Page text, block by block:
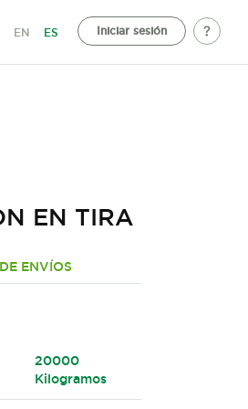
EN ES Iniciar sesión
EN TIRA
ENVÍOS
20000
Kilogramos